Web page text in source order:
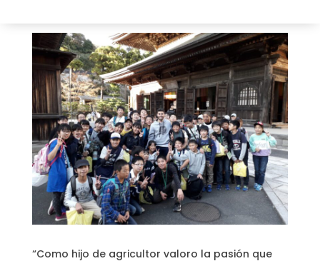
“Como hijo de agricultor valoro la pasión que